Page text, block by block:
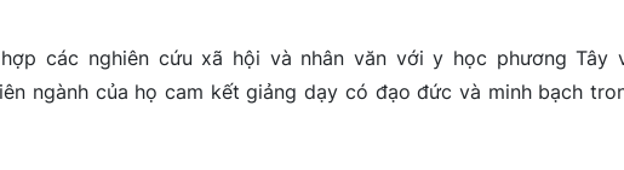
các nghiên cứu xã hội và nhân văn với y học phương Tây
ngành của họ cam kết giảng dạy có đạo đức và minh bạch